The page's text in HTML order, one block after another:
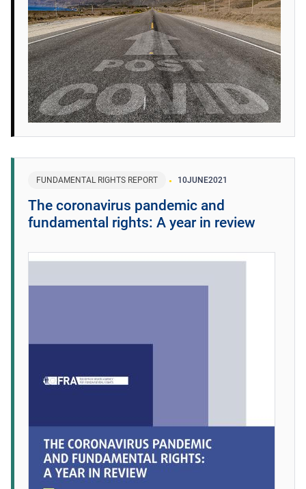
FUNDAMENTAL RIGHTS REPORT 10JUNE2021
The coronavirus pandemic and
fundamental rights: A year in review